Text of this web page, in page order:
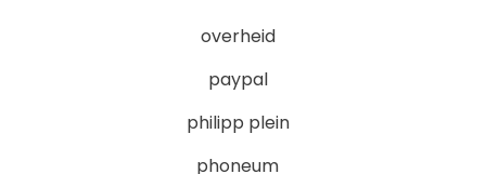
overheid
paypal
philipp plein
phoneum